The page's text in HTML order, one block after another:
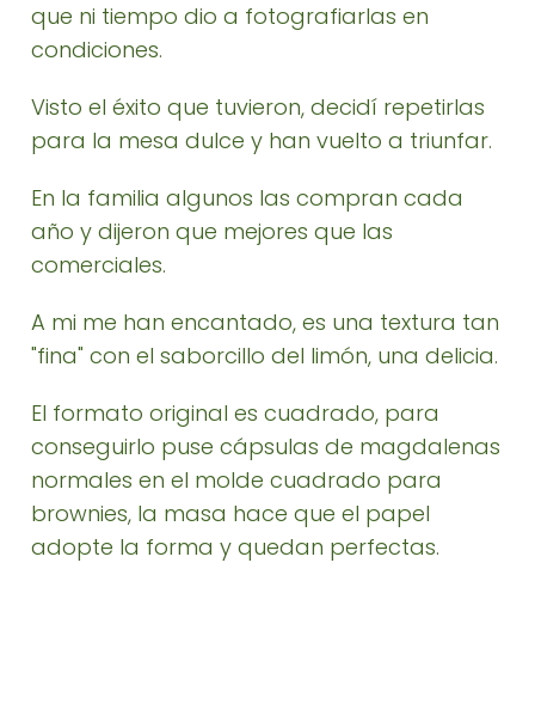
que ni tiempo dio a fotografiarlas en
condiciones.
Visto el éxito que tuvieron, decidí repetirlas
para la mesa dulce y han vuelto a triunfar.
En la familia algunos las compran cada
año y dijeron que mejores que las
comerciales.
A mi me han encantado, es una textura tan
"fina" con el saborcillo del limón, una delicia.
El formato original es cuadrado, para
conseguirlo puse cápsulas de magdalenas
normales en el molde cuadrado para
brownies, la masa hace que el papel
adopte la forma y quedan perfectas.